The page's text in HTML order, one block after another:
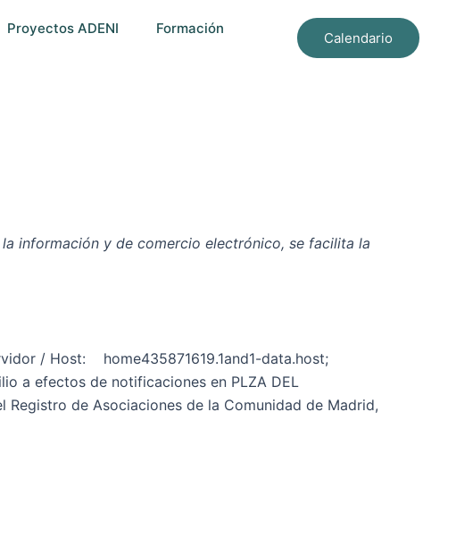
Proyectos ADENI
Formación
Calendario
información y de comercio electrónico, se facilita la
/ Host: home435871619.1and1-data.host;
a efectos de notificaciones en PLZA DEL
Registro de Asociaciones de la Comunidad de Madrid,